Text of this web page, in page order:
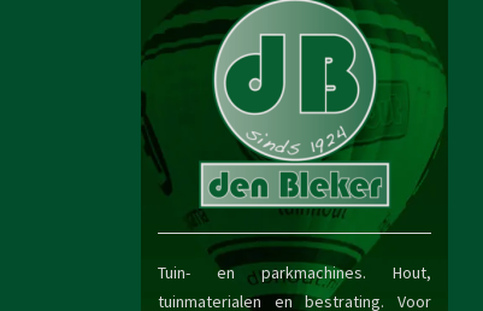
Tuin- en parkmachines. Hout,
tuinmaterialen en bestrating. Voor